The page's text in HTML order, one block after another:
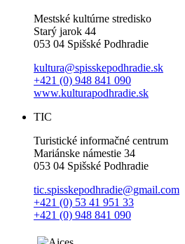
Mestské kultúrne stredisko
Starý jarok 44
053 04 Spišské Podhradie
kultura@spisskepodhradie.sk
+421 (0) 948 841 090
www.kulturapodhradie.sk
TIC
Turistické informačné centrum
Mariánske námestie 34
053 04 Spišské Podhradie
tic.spisskepodhradie@gmail.com
+421 (0) 53 41 951 33
+421 (0) 948 841 090